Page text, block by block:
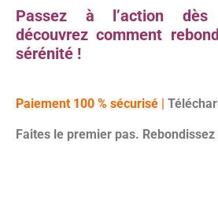
Passez à l’action dès
découvrez comment
sérénité !
Paiement 100 % sécurisé |
Faites le premier pas. Rebondissez